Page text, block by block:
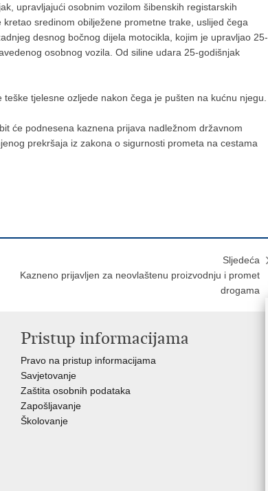
upravljajući osobnim vozilom šibenskih registarskih
sredinom obilježene prometne trake, uslijed čega
desnog bočnog dijela motocikla, kojim je upravljao 25-
osobnog vozila. Od siline udara 25-godišnjak
tjelesne ozljede nakon čega je pušten na kućnu njegu.
će podnesena kaznena prijava nadležnom državnom
prekršaja iz zakona o sigurnosti prometa na cestama
Sljedeća
Kazneno prijavljen za neovlaštenu proizvodnju i promet
drogama
Pristup informacijama
Pravo na pristup informacijama
Savjetovanje
Zaštita osobnih podataka
Zapošljavanje
Školovanje